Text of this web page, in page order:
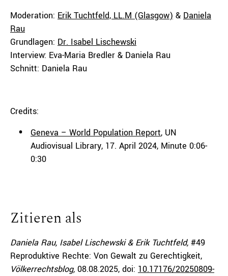
Moderation: Erik Tuchtfeld, LL.M (Glasgow) & Daniela
Rau
Grundlagen: Dr. Isabel Lischewski
Interview: Eva-Maria Bredler & Daniela Rau
Schnitt: Daniela Rau
Credits:
Geneva – World Population Report, UN
Audiovisual Library, 17. April 2024, Minute 0:06-
0:30
Zitieren als
Daniela Rau, Isabel Lischewski & Erik Tuchtfeld, #49
Reproduktive Rechte: Von Gewalt zu Gerechtigkeit,
Völkerrechtsblog, 08.08.2025, doi: 10.17176/20250809-